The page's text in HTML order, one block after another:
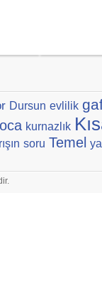
Dursun evlilik
kurnazlık
soru Temel